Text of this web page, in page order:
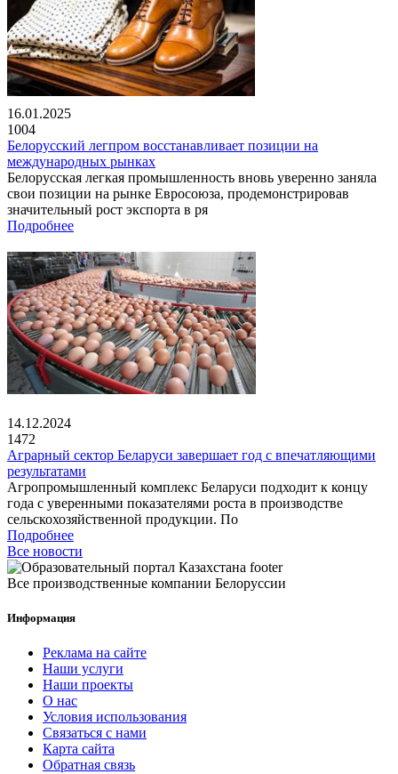
16.01.2025
1004
Белорусский легпром восстанавливает позиции на
международных рынках
Белорусская легкая промышленность вновь уверенно заняла
свои позиции на рынке Евросоюза, продемонстрировав
значительный рост экспорта в ря
Подробнее
14.12.2024
1472
Аграрный сектор Беларуси завершает год с впечатляющими
результатами
Агропромышленный комплекс Беларуси подходит к концу
года с уверенными показателями роста в производстве
сельскохозяйственной продукции. По
Подробнее
Все новости
Все производственные компании Белоруссии
Информация
Реклама на сайте
Наши услуги
Наши проекты
О нас
Условия использования
Связаться с нами
Карта сайта
Обратная связь